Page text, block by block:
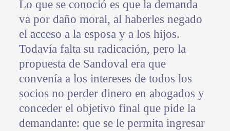
Lo que se conoció es que la demanda
va por daño moral, al haberles negado
el acceso a la esposa y a los hijos.
Todavía falta su radicación, pero la
propuesta de Sandoval era que
convenía a los intereses de todos los
socios no perder dinero en abogados y
conceder el objetivo final que pide la
demandante: que se le permita ingresar